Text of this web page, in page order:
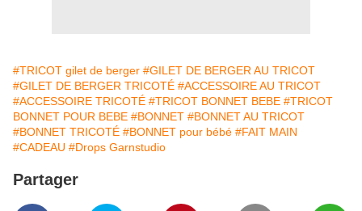
#TRICOT gilet de berger #GILET DE BERGER AU TRICOT
#GILET DE BERGER TRICOTÉ #ACCESSOIRE AU TRICOT
#ACCESSOIRE TRICOTÉ #TRICOT BONNET BEBE #TRICOT
BONNET POUR BEBE #BONNET #BONNET AU TRICOT
#BONNET TRICOTÉ #BONNET pour bébé #FAIT MAIN
#CADEAU #Drops Garnstudio
Partager